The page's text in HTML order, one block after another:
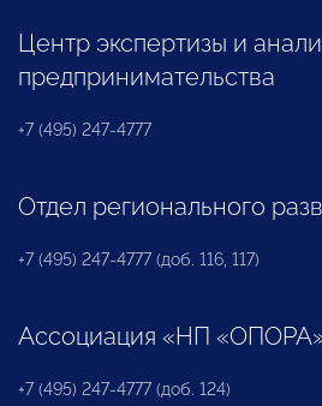
Центр экспертизы и
предпринимательства
+7 (495) 247-4777
Отдел регионального
+7 (495) 247-4777 (доб. 116, 117)
Ассоциация «НП
+7 (495) 247-4777 (доб. 124)